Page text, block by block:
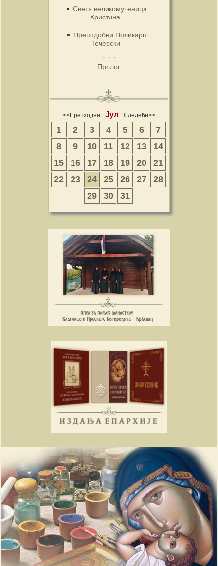
Света великомученица
Христина
Преподобни Поликарп
Печерски
Пролог
<<Претходни Јул Следећи>>
1 2 3 4 5 6
7
8
9 10 11 12 13
14
15
16 17 18 19 20
21
22
23 24 25 26 27
28
29
30 31